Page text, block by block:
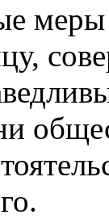
меры